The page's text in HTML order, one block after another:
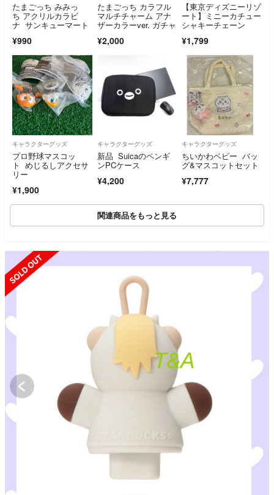
たまごっち みみっ
ち アクリルカラビ
ナ サンキューマート
¥990
たまごっち カラフル
マルチチャーム アナ
ザーカラーver. ガチャ
¥2,000
【東京ディズニーリゾ
ート】ミニーカチュー
シャキーチェーン
¥1,799
キャラクターグッズ
プロ野球マスコッ
ト めじるしアクセサ
リー
¥1,900
キャラクターグッズ
新品 Suicaのペンギ
ンPCケース
¥4,200
キャラクターグッズ
ちいかわベビー バッ
グ&マスコットセット
¥7,777
関連商品をもっと見る